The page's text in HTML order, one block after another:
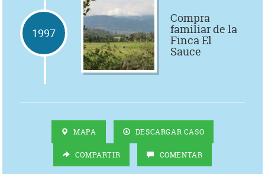
1997
Compra
familiar de la
Finca El
Sauce
MAPA DESCARGAR CASO
COMPARTIR COMENTAR